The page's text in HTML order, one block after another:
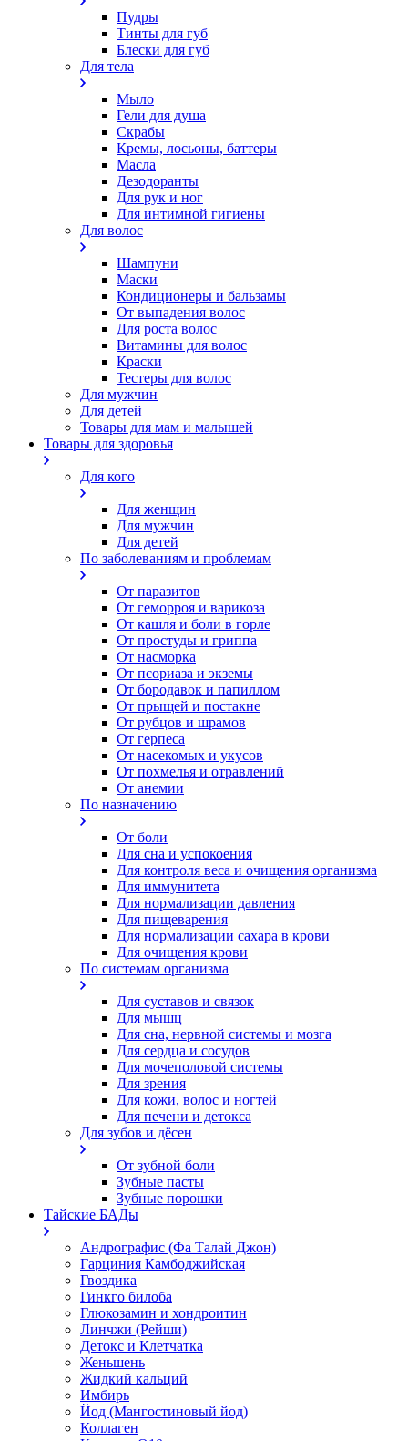
Пудры
Тинты для губ
Блески для губ
Для тела
Мыло
Гели для душа
Скрабы
Кремы, лосьоны, баттеры
Масла
Дезодоранты
Для рук и ног
Для интимной гигиены
Для волос
Шампуни
Маски
Кондиционеры и бальзамы
От выпадения волос
Для роста волос
Витамины для волос
Краски
Тестеры для волос
Для мужчин
Для детей
Товары для мам и малышей
Товары для здоровья
Для кого
Для женщин
Для мужчин
Для детей
По заболеваниям и проблемам
От паразитов
Oт геморроя и варикоза
От кашля и боли в горле
От простуды и гриппа
От насморка
Oт псориаза и экземы
От бородавок и папиллом
От прыщей и постакне
От рубцов и шрамов
От герпеса
От насекомых и укусов
От похмелья и отравлений
От анемии
По назначению
От боли
Для сна и успокоения
Для контроля веса и очищения организма
Для иммунитета
Для нормализации давления
Для пищеварения
Для нормализации сахара в крови
Для очищения крови
По системам организма
Для суставов и связок
Для мышц
Для сна, нервной системы и мозга
Для сердца и сосудов
Для мочеполовой системы
Для зрения
Для кожи, волос и ногтей
Для печени и детокса
Для зубов и дёсен
От зубной боли
Зубные пасты
Зубные порошки
Тайские БАДы
Андрографис (Фа Талай Джон)
Гарциния Камбоджийская
Гвоздика
Гинкго билоба
Глюкозамин и хондроитин
Линчжи (Рейши)
Детокс и Клетчатка
Женьшень
Жидкий кальций
Имбирь
Йод (Мангостиновый йод)
Коллаген